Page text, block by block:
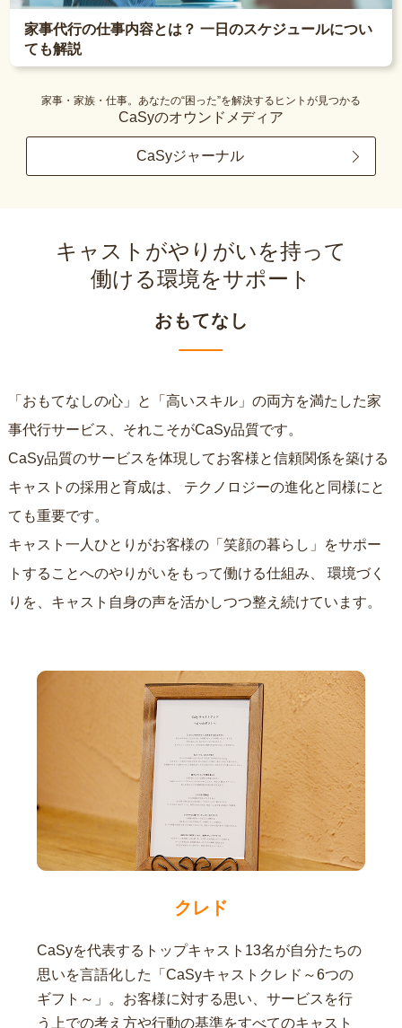
家事代行の仕事内容とは？ 一日のスケジュールについ
ても解説
家事・家族・仕事。あなたの“困った”を解決するヒントが見つかる
CaSyのオウンドメディア
CaSyジャーナル
キャストがやりがいを持って
働ける環境をサポート
おもてなし
「おもてなしの心」と「高いスキル」の両方を満たした家
事代行サービス、それこそがCaSy品質です。
CaSy品質のサービスを体現してお客様と信頼関係を築ける
キャストの採用と育成は、
ても重要です。
キャスト一人ひとりがお客様の「笑顔の暮らし」をサポー
トすることへのやりがいをもって働ける仕組み、
りを、キャスト自身の声を活かしつつ整え続けています。
クレド
CaSyを代表するトップキャスト13名が自分たちの
思いを言語化した「CaSyキャストクレド～6つの
ギフト～」。お客様に対する思い、サービスを行
う上での考え方や行動の基準をすべてのキャスト